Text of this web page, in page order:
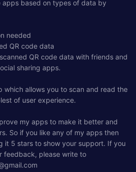
based on types of data by
needed
QR code data
QR code data with friends and
sharing apps.
which allows you to scan and read the
of user experience.
my apps to make it better and
So if you like any of my apps then
it 5 stars to show your support. If you
feedback, please write to